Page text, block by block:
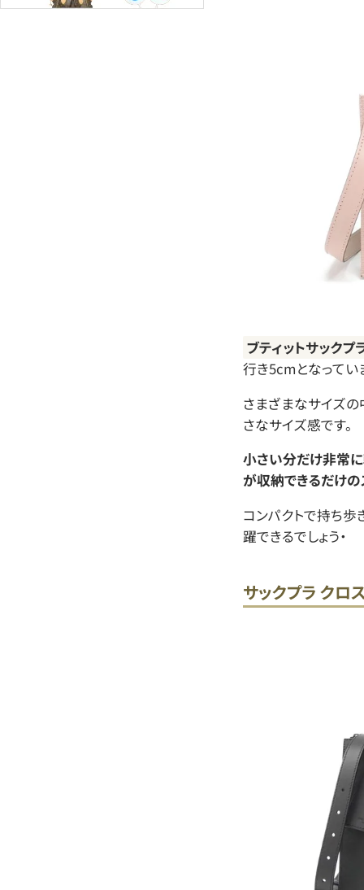
ブティットサックプ
行き5cmとなってい
さまざまなサイズの
さなサイズ感です。
小さい分だけ非常
が収納できるだけ
コンパクトで持ち歩
躍できるでしょう・
サックプラ クロ